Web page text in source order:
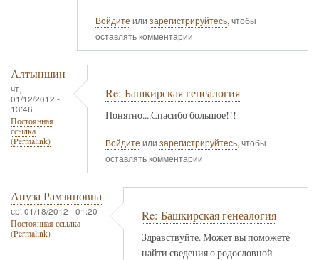
Войдите или зарегистрируйтесь, чтобы
оставлять комментарии
Алтыншин
чт,
01/12/2012 -
13:46
Постоянная
ссылка
(Permalink)
Re: Башкирская генеалогия
Понятно....Спасибо большое!!!
Войдите или зарегистрируйтесь, чтобы
оставлять комментарии
Ануза Рамзиновна
ср, 01/18/2012 - 01:20
Постоянная ссылка
(Permalink)
Re: Башкирская генеалогия
Здравствуйте. Может вы поможете
найти сведения о родословной